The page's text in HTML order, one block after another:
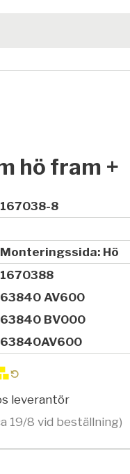
hö fram +
167038-8
Monteringssida: Hö
1670388
63840 AV600
63840 BV000
63840AV600
leverantör
19/8 vid beställning)